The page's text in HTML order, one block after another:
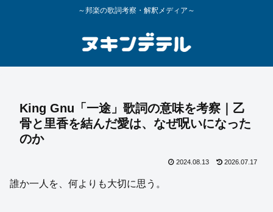
～邦楽の歌詞考察・解釈メディア～
King Gnu「一途」歌詞の意味を考察｜乙
骨と里香を結んだ愛は、なぜ呪いになった
のか
2024.08.13 2026.07.17
誰か一人を、何よりも大切に思う。